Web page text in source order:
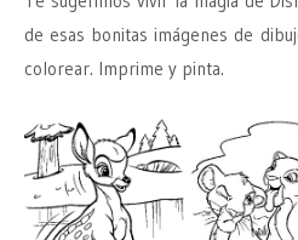
de esas bonitas imágenes de
colorear. Imprime y pinta.